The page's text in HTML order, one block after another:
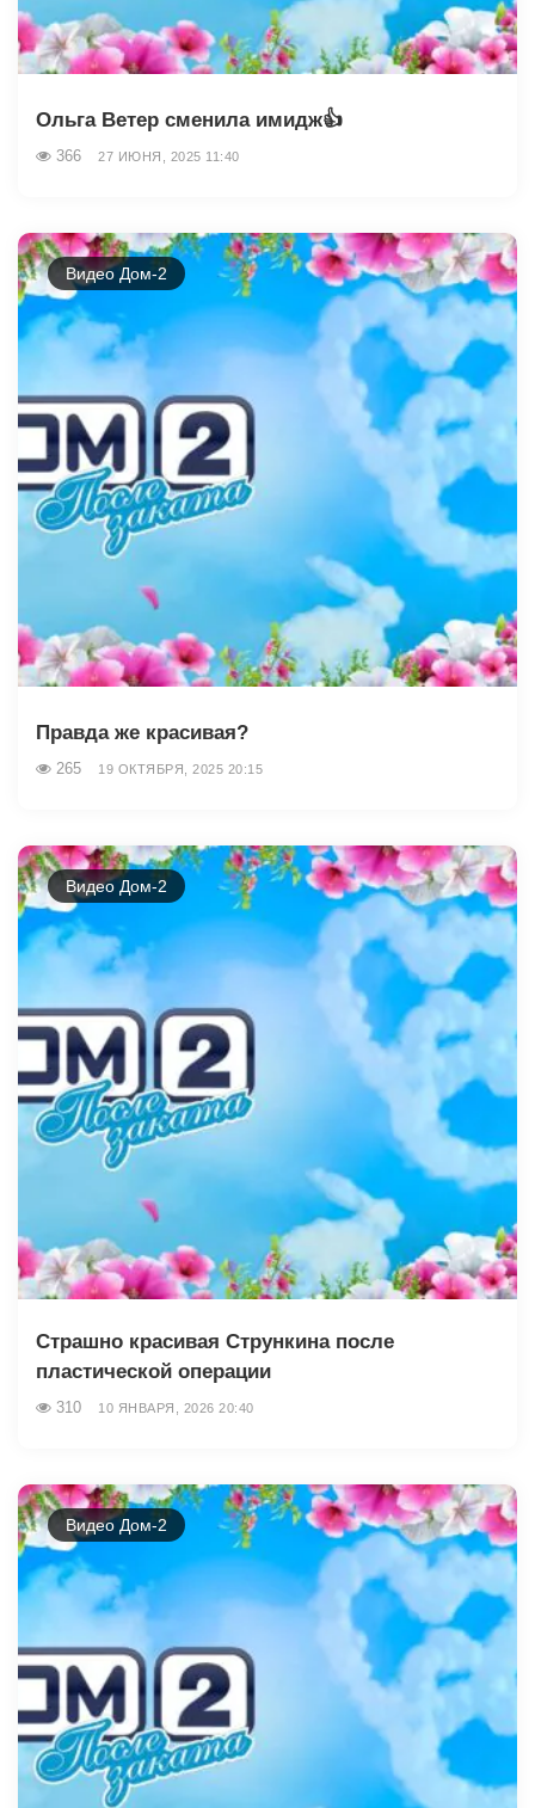
Ольга Ветер сменила имидж👍
366 27 ИЮНЯ, 2025 11:40
Видео Дом-2
Правда же красивая?
265 19 ОКТЯБРЯ, 2025 20:15
Видео Дом-2
Страшно красивая Стрункина после
пластической операции
310 10 ЯНВАРЯ, 2026 20:40
Видео Дом-2